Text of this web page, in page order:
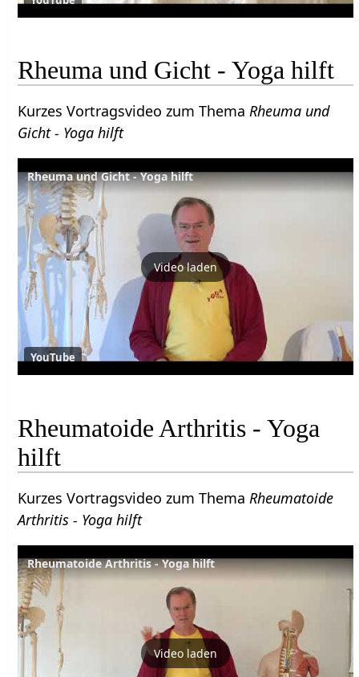
Rheuma und Gicht - Yoga hilft
Kurzes Vortragsvideo zum ThemaRheuma und
Gicht - Yoga hilft
Rheuma und Gicht - Yoga hilft
Video laden
YouTube
Rheumatoide Arthritis - Yoga
hilft
Kurzes Vortragsvideo zum Thema Rheumatoide
Arthritis - Yoga hilft
Rheumatoide Arthritis - Yoga hilft
Video laden